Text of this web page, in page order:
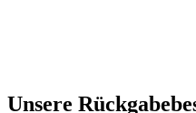
Unsere